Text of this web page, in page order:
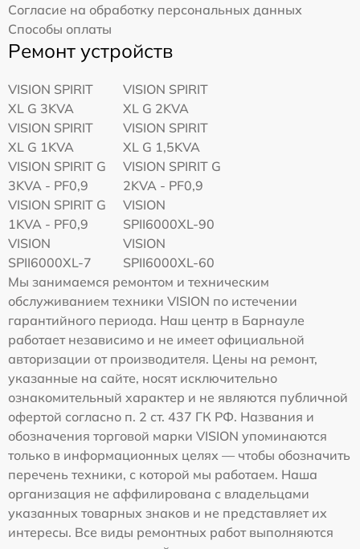
Согласие на обработку персональных данных
Способы оплаты
Ремонт устройств
VISION SPIRIT
XL G 3KVA
VISION SPIRIT
XL G 2KVA
VISION SPIRIT
XL G 1KVA
VISION SPIRIT
XL G 1,5KVA
VISION SPIRIT G
3KVA - PF0,9
VISION SPIRIT G
2KVA - PF0,9
VISION SPIRIT G
1KVA - PF0,9
VISION
SPII6000XL-90
VISION
SPII6000XL-7
VISION
SPII6000XL-60
Мы занимаемся ремонтом и техническим
обслуживанием техники VISION по истечении
гарантийного периода. Наш центр в Барнауле
работает независимо и не имеет официальной
авторизации от производителя. Цены на ремонт,
указанные на сайте, носят исключительно
ознакомительный характер и не являются публичной
офертой согласно п. 2 ст. 437 ГК РФ. Названия и
обозначения торговой марки VISION упоминаются
только в информационных целях — чтобы обозначить
перечень техники, с которой мы работаем. Наша
организация не аффилирована с владельцами
указанных товарных знаков и не представляет их
интересы. Все виды ремонтных работ выполняются